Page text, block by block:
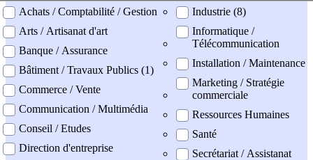
professionel
Achats / Comptabilité / Gestion
Arts / Artisanat d'art
Banque / Assurance
Bâtiment / Travaux Publics (1)
Commerce / Vente
Communication / Multimédia
Conseil / Etudes
Direction d'entreprise
Industrie (8)
Informatique /
Télécommunication
Installation / Maintenance
Marketing / Stratégie
commerciale
Ressources Humaines
Santé
Secrétariat / Assistanat